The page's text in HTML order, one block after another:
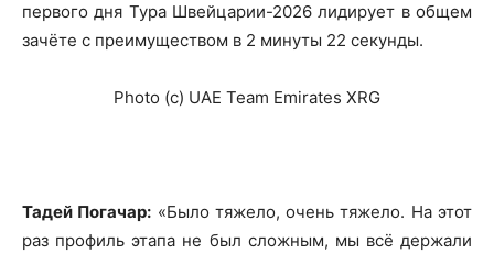
первого дня Тура Швейцарии-2026 лидирует в общем
зачёте с преимуществом в 2 минуты 22 секунды.
Photo (c) UAE Team Emirates XRG
Тадей Погачар: «Было тяжело, очень тяжело. На этот
раз профиль этапа не был сложным, мы всё держали